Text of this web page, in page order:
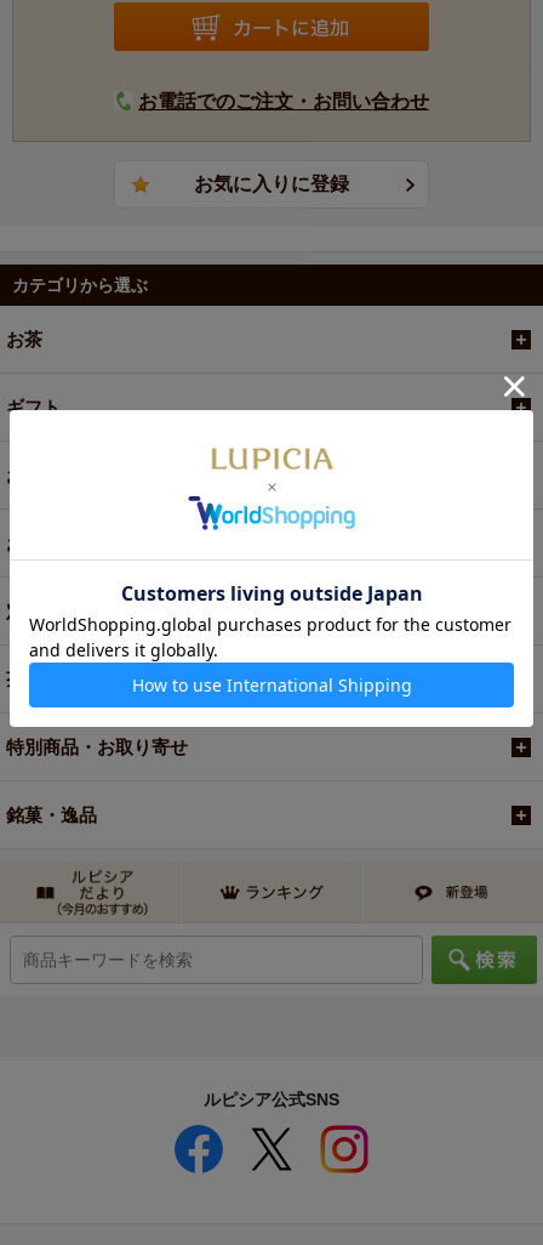
お電話でのご注文・お問い合わせ
カテゴリから選ぶ
お茶
ギフト
お菓子・食品・飲料
お買い得商品
定期便
茶器・オリジナルグッズ
特別商品・お取り寄せ
銘菓・逸品
ルピシア公式SNS